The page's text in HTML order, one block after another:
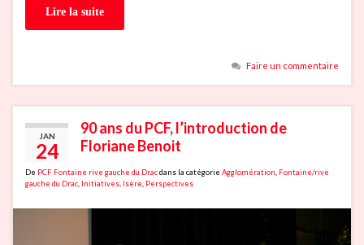
Lire la suite
Faire un commentaire
JAN
24
90 ans du PCF, l’introduction de
Floriane Benoit
De PCF Fontaine rive gauche du Dracdans la catégorie Agglomération, Fontaine/rive
gauche du Drac, Initiatives, Isère, Perspectives